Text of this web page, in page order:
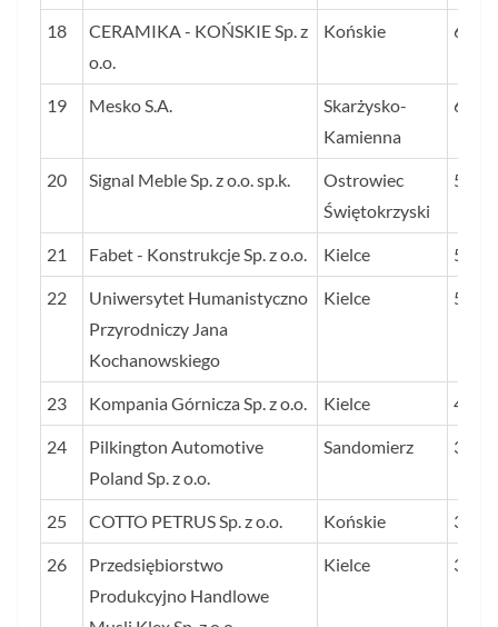
18
CERAMIKA - KOŃSKIE Sp. z
o.o.
Końskie 639
19 Mesko S.A.
Skarżysko-
Kamienna
611
20 Signal Meble Sp. z o.o. sp.k.
Ostrowiec
Świętokrzyski
592
21 Fabet - Konstrukcje Sp. z o.o. Kielce 569
22
Uniwersytet Humanistyczno
Przyrodniczy Jana
Kochanowskiego
Kielce 505
23 Kompania Górnicza Sp. z o.o. Kielce 452
24
Pilkington Automotive
Poland Sp. z o.o.
Sandomierz 399
25 COTTO PETRUS Sp. z o.o. Końskie 365
26
Przedsiębiorstwo
Produkcyjno Handlowe
Kielce 354